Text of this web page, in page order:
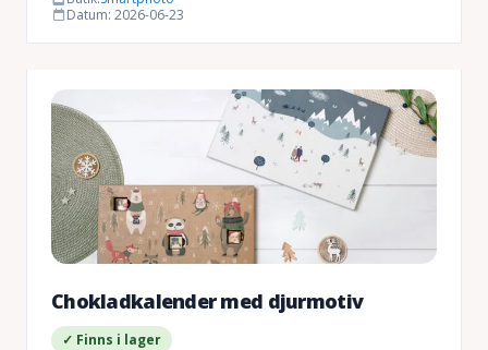
Datum: 2026-06-23
Chokladkalender med djurmotiv
✓ Finns i lager